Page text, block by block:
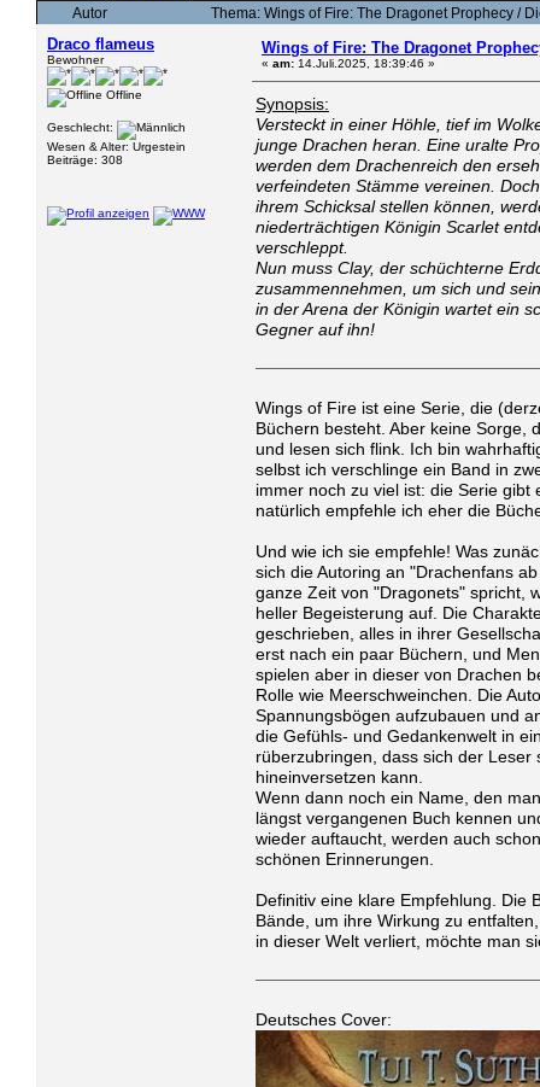
Autor
Thema: Wings of Fire: The Dragonet Prophecy /
Draco flameus
Bewohner
Offline
Geschlecht:
Wesen & Alter: Urgestein
Beiträge: 308
Wings of Fire: The Dragonet
« am: 14.Juli.2025, 18:39:46 »
Synopsis:
Versteckt in einer Höhle, tief im
junge Drachen heran. Eine uralte
werden dem Drachenreich den
verfeindeten Stämme vereinen.
ihrem Schicksal stellen können,
niederträchtigen Königin Scarlet
verschleppt.
Nun muss Clay, der schüchterne
zusammennehmen, um sich und
in der Arena der Königin wartet ein
Gegner auf ihn!
Wings of Fire ist eine Serie, die
Büchern besteht. Aber keine Sorge,
und lesen sich flink. Ich bin
selbst ich verschlinge ein Band in
immer noch zu viel ist: die Serie gibt
natürlich empfehle ich eher die
Und wie ich sie empfehle! Was
sich die Autoring an "Drachenfans
ganze Zeit von "Dragonets" spricht,
heller Begeisterung auf. Die
geschrieben, alles in ihrer
erst nach ein paar Büchern, und
spielen aber in dieser von Drachen
Rolle wie Meerschweinchen. Die
Spannungsbögen aufzubauen und
die Gefühls- und Gedankenwelt in
rüberzubringen, dass sich der Leser
hineinversetzen kann.
Wenn dann noch ein Name, den
längst vergangenen Buch kennen
wieder auftaucht, werden auch
schönen Erinnerungen.
Definitiv eine klare Empfehlung. Die
Bände, um ihre Wirkung zu
in dieser Welt verliert, möchte man
Deutsches Cover: